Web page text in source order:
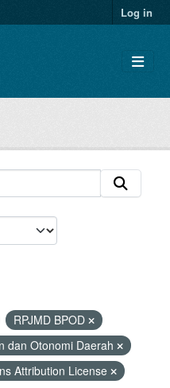
Log in
RPJMD BPOD
dan Otonomi Daerah
Attribution License